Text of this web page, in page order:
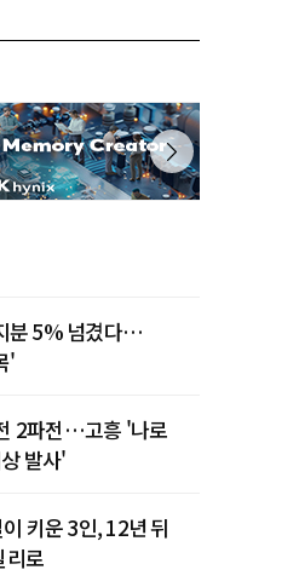
분 5% 넘겼다…
'
2파전…고흥 '나로
발사'
키운 3인, 12년 뒤
리로